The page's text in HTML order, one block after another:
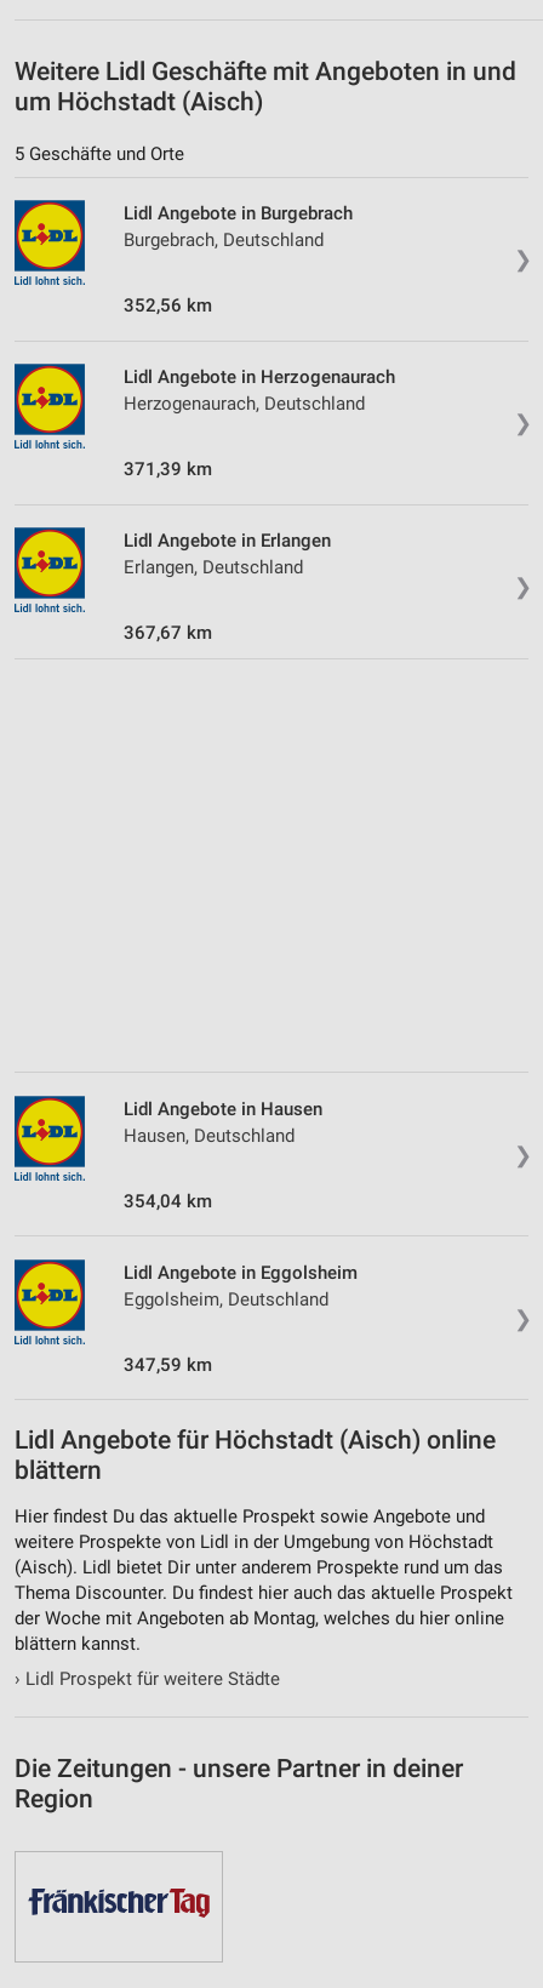
Weitere Lidl Geschäfte mit Angeboten in und
um Höchstadt (Aisch)
5 Geschäfte und Orte
❯
Lidl Angebote in Burgebrach
Burgebrach, Deutschland
352,56 km
❯
Lidl Angebote in Herzogenaurach
Herzogenaurach, Deutschland
371,39 km
❯
Lidl Angebote in Erlangen
Erlangen, Deutschland
367,67 km
❯
Lidl Angebote in Hausen
Hausen, Deutschland
354,04 km
❯
Lidl Angebote in Eggolsheim
Eggolsheim, Deutschland
347,59 km
Lidl Angebote für Höchstadt (Aisch) online
blättern
Hier findest Du das aktuelle Prospekt sowie Angebote und
weitere Prospekte von Lidl in der Umgebung von Höchstadt
(Aisch). Lidl bietet Dir unter anderem Prospekte rund um das
Thema Discounter. Du findest hier auch das aktuelle Prospekt
der Woche mit Angeboten ab Montag, welches du hier online
blättern kannst.
› Lidl Prospekt für weitere Städte
Die Zeitungen - unsere Partner in deiner
Region
Informationen identifizieren
Nicht-IAB-Verarbeitungszwecke:
Funktional
Werbung